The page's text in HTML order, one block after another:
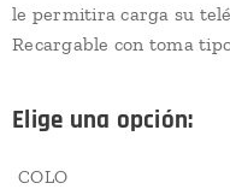
le permitira carga su
Recargable con toma
Elige una opción:
COLO